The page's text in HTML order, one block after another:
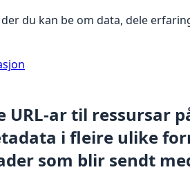
du kan be om data, dele
URL-ar til ressursar
i fleire ulike
som blir sendt